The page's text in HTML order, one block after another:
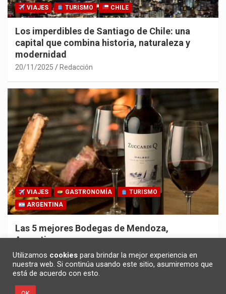
VIAJES TURISMO CHILE
Los imperdibles de Santiago de Chile: una
capital que combina historia, naturaleza y
modernidad
20/11/2025 Redacción
VIAJES GASTRONOMÍA
TURISMO
ARGENTINA
Las 5 mejores Bodegas de Mendoza,
Argentina
30/10/2025 Redacción
Utilizamos cookies para brindar la mejor experiencia en
nuestra web. Si continúa usando este sitio, asumiremos que
está de acuerdo con esto.